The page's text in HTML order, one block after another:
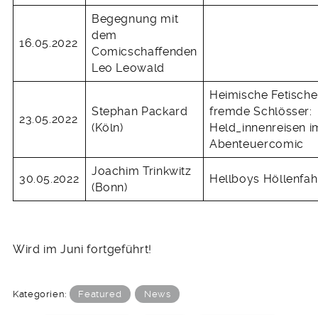
16.05.2022
Begegnung mit
dem
Comicschaffenden
Leo Leowald
23.05.2022
Stephan Packard
(Köln)
Heimische
fremde Schlösser:
Held_innenreisen
Abenteuercomic
30.05.2022
Joachim Trinkwitz
(Bonn)
Hellboys
Wird im Juni fortgeführt!
Kategorien: Featured News